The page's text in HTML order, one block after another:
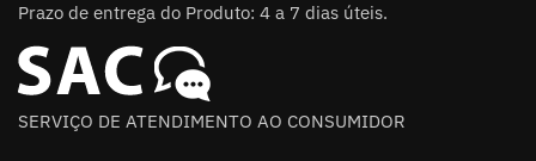
Prazo de entrega do Produto: 4 a 7 dias úteis.
SERVIÇO DE ATENDIMENTO AO CONSUMIDOR